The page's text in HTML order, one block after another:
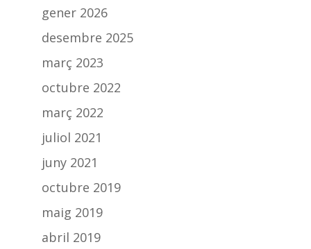
gener 2026
desembre 2025
març 2023
octubre 2022
març 2022
juliol 2021
juny 2021
octubre 2019
maig 2019
abril 2019